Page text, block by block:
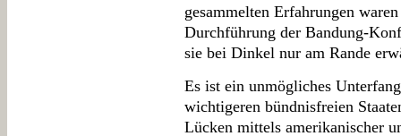
gesammelten Erfahrungen
Durchführung der Bandung-
sie bei Dinkel nur am Rande
Es ist ein unmögliches
wichtigeren bündnisfreien
Lücken mittels amerikanischer